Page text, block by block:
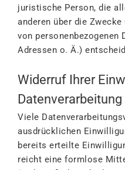
juristische Person, die
anderen über die
von personenbezogenen
Adressen o. Ä.)
Widerruf Ihrer
Datenverarbeitung
Viele
ausdrücklichen
bereits erteilte
reicht eine formlose